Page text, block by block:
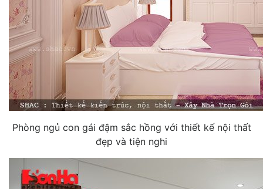
Phòng ngủ con gái đậm sắc hồng với thiết kế nội thất
đẹp và tiện nghi